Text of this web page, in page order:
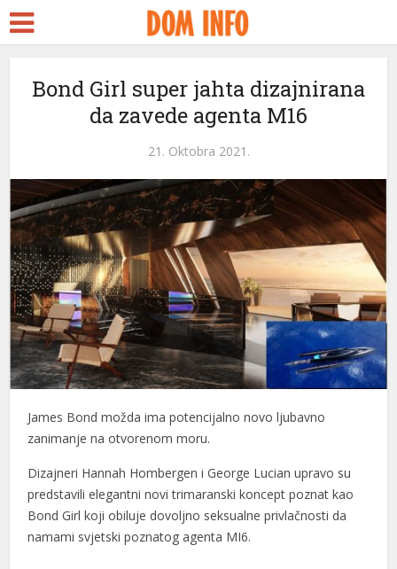
Bond Girl super jahta dizajnirana
da zavede agenta M16
21. Oktobra 2021.
James Bond možda ima potencijalno novo ljubavno
zanimanje na otvorenom moru.
Dizajneri Hannah Hombergen i George Lucian upravo su
predstavili elegantni novi trimaranski koncept poznat kao
Bond Girl koji obiluje dovoljno seksualne privlačnosti da
namami svjetski poznatog agenta MI6.